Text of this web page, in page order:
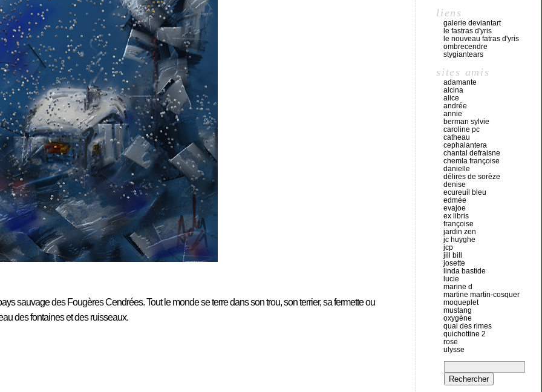
sauvage des Fougères Cendrées. Tout le monde se terre dans son trou, son terrier, sa fermette ou
des fontaines et des ruisseaux.
liens
galerie deviantart
le fastras d'yris
le nouveau fatras d'yris
ombrecendre
stygiantears
sites amis
adamante
alcina
alice
andrée
annie
berman sylvie
caroline pc
catheau
cephalantera
chantal defraisne
chemla françoise
danielle
délires de sorèze
denise
ecureuil bleu
edmée
evajoe
ex libris
françoise
jardin zen
jc huyghe
jcp
jill bill
josette
linda bastide
lucie
marine d
martine martin-cosquer
moqueplet
mustang
oxygène
quai des rimes
quichottine 2
rose
ulysse